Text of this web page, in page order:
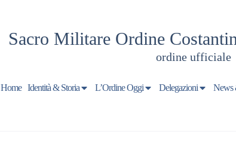
Sacro Militare Ordine
ordine ufficiale
Home Identità & Storia L’Ordine Oggi Delegazioni News